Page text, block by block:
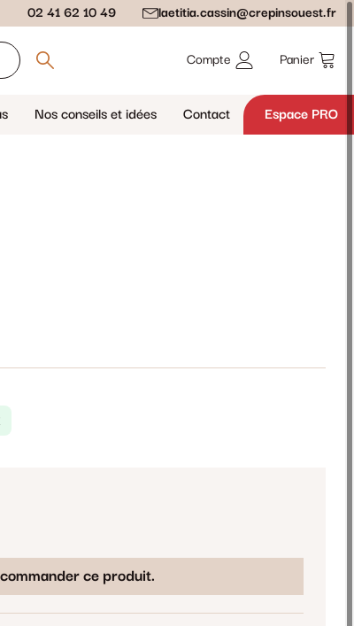
02 41 62 10 49 laetitia.cassin@crepinsouest.fr
Compte Panier
Nos conseils et idées Contact Espace PRO
ce produit.